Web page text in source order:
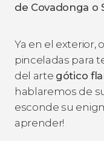
de Covadonga o
Ya en el exterior,
pinceladas para
del arte gótico
hablaremos de
esconde su
aprender!